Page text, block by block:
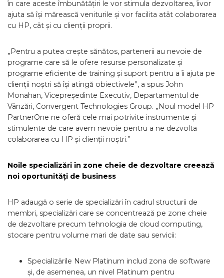
în care aceste îmbunătățiri le vor stimula dezvoltarea, îivor
ajuta să își mărească veniturile și vor facilita atât colaborarea
cu HP, cât și cu clienții proprii.
„Pentru a putea crește sănătos, partenerii au nevoie de
programe care să le ofere resurse personalizate și
programe eficiente de training și suport pentru a îi ajuta pe
clienții noștri să își atingă obiectivele”, a spus John
Monahan, Vicepreședinte Executiv, Departamentul de
Vânzări, Convergent Technologies Group. „Noul model HP
PartnerOne ne oferă cele mai potrivite instrumente și
stimulente de care avem nevoie pentru a ne dezvolta
colaborarea cu HP și clienții noștri.”
Noile specializări în zone cheie de dezvoltare creează
noi oportunități de business
HP adaugă o serie de specializări în cadrul structurii de
membri, specializări care se concentrează pe zone cheie
de dezvoltare precum tehnologia de cloud computing,
stocare pentru volume mari de date sau servicii:
Specializările New Platinum includ zona de software
și, de asemenea, un nivel Platinum pentru